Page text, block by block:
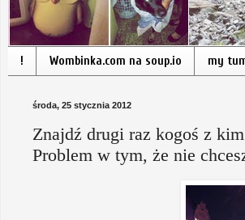
! Wombinka.com na soup.io my
środa, 25 stycznia 2012
Znajdź drugi raz kogoś z
Problem w tym, że nie